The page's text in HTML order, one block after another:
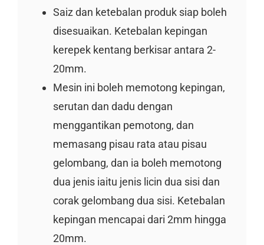
Saiz dan ketebalan produk siap boleh
disesuaikan. Ketebalan kepingan
kerepek kentang berkisar antara 2-
20mm.
Mesin ini boleh memotong kepingan,
serutan dan dadu dengan
menggantikan pemotong, dan
memasang pisau rata atau pisau
gelombang, dan ia boleh memotong
dua jenis iaitu jenis licin dua sisi dan
corak gelombang dua sisi. Ketebalan
kepingan mencapai dari 2mm hingga
20mm.